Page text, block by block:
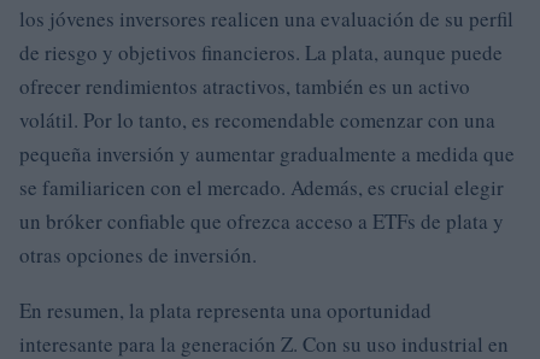
los jóvenes inversores realicen una evaluación de su perfil
de riesgo y objetivos financieros. La plata, aunque puede
ofrecer rendimientos atractivos, también es un activo
volátil. Por lo tanto, es recomendable comenzar con una
pequeña inversión y aumentar gradualmente a medida que
se familiaricen con el mercado. Además, es crucial elegir
un bróker confiable que ofrezca acceso a ETFs de plata y
otras opciones de inversión.
En resumen, la plata representa una oportunidad
interesante para la generación Z. Con su uso industrial en